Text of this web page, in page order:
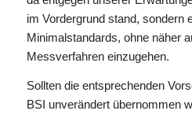
im Vordergrund stand, sondern
Minimalstandards, ohne näher
Messverfahren einzugehen.
Sollten die entsprechenden
BSI unverändert übernommen